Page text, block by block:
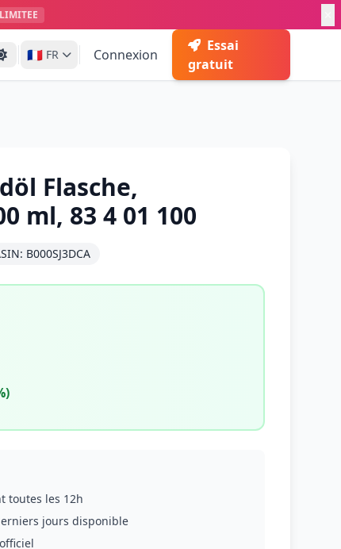
🇫🇷 FR Connexion
Essai
gratuit
Flasche,
ml, 83 4 01 100
B000SJ3DCA
toutes les 12h
jours disponible